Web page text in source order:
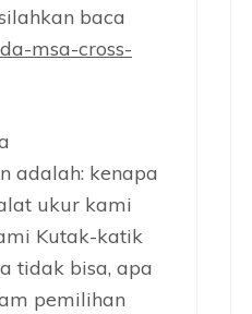
baca
msa-cross-
adalah: kenapa
ukur kami
Kutak-katik
tidak bisa, apa
pemilihan